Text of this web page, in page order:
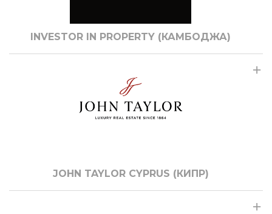
INVESTOR IN PROPERTY (КАМБОДЖА)
JOHN TAYLOR CYPRUS (КИПР)